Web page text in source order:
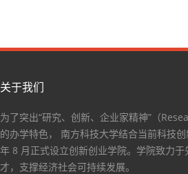
关于我们
为了突出“研究、创新、企业家精神”（
的办学特色， 南方科技大学结合当前科技
年 8 月正式设立创新创业学院。学院致力
才，支撑经济社会可持续发展。